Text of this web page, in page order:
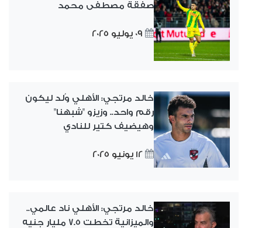
صفقة مصطفى محمد
09 يوليو 2025
خالد مرتجي: الأهلي وُلد ليكون
رقم واحد.. وزيزو "شبهنا"
وهيضيف كتير للنادي
12 يونيو 2025
خالد مرتجي: الأهلي ناد عالمي..
والميزانية تخطت 7.5 مليار جنيه